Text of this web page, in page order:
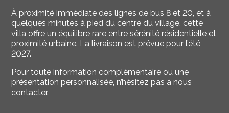
À proximité immédiate des lignes de bus 8 et 20, et à
quelques minutes à pied du centre du village, cette
villa offre un équilibre rare entre sérénité résidentielle et
proximité urbaine. La livraison est prévue pour l’été
2027.
Pour toute information complémentaire ou une
présentation personnalisée, n’hésitez pas à nous
contacter.